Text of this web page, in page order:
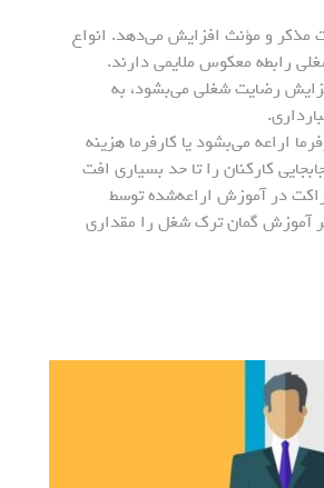
مذکر و مؤنث افزایش می‌دهد. انواع
رابطه معکوس ملایمی دارند.
رضایت شغلی می‌بشود، به
اراعه می‌بشود یا کارفرما هزینه
کارکنان را تا حد بسیاری افت
باشند. شراکت در آموزش اراعه‌شده توسط
که انواع دیگر آموزش گمان ترک شغل را مقداری